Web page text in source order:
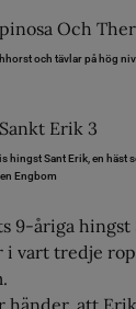
och tävlar på hög
hingst Sant Erik, en häst
Engbom
9-åriga hingst
i vart tredje
händer, att